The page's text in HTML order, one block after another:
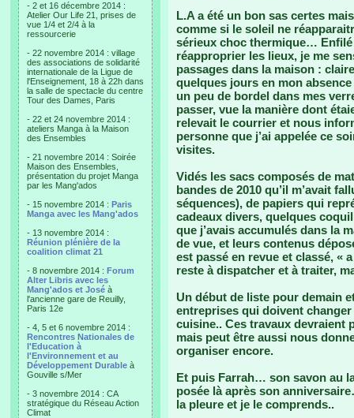
- 2 et 16 décembre 2014 :
Atelier Our Life 21, prises de
vue 1/4 et 2/4 à la
ressourcerie
- 22 novembre 2014 : village
des associations de solidarité
internationale de la Ligue de
l'Enseignement, 18 à 22h dans
la salle de spectacle du centre
Tour des Dames, Paris
- 22 et 24 novembre 2014 :
ateliers Manga à la Maison
des Ensembles
- 21 novembre 2014 : Soirée
Maison des Ensembles,
présentation du projet Manga
par les Mang'ados
- 15 novembre 2014 : Paris
Manga avec les Mang'ados
- 13 novembre 2014 :
Réunion plénière de la
coalition climat 21
- 8 novembre 2014 : Forum
Alter Libris avec les
Mang'ados et José à
l'ancienne gare de Reuilly,
Paris 12e
- 4, 5 et 6 novembre 2014 :
Rencontres Nationales de
l'Education à
l'Environnement et au
Développement Durable à
Gouville s/Mer
- 3 novembre 2014 : CA
stratégique du Réseau Action
Climat
L.A a été un bon sas certes
comme si le soleil ne
sérieux choc thermique… Enfilé
réapproprier les lieux, je me
passages dans la maison :
quelques jours en mon
un peu de bordel dans mes
passer, vue la manière dont
relevait le courrier et nous
personne que j’ai appelée ce
visites.
Vidés les sacs composés de
bandes de 2010 qu’il m’avait
séquences), de papiers qui
cadeaux divers, quelques
que j’avais accumulés dans la
de vue, et leurs contenus
est passé en revue et classé, «
reste à dispatcher et à traiter,
Un début de liste pour demain
entreprises qui doivent
cuisine.. Ces travaux devraient
mais peut être aussi nous
organiser encore.
Et puis Farrah… son savon au
posée là après son
la pleure et je le comprends..